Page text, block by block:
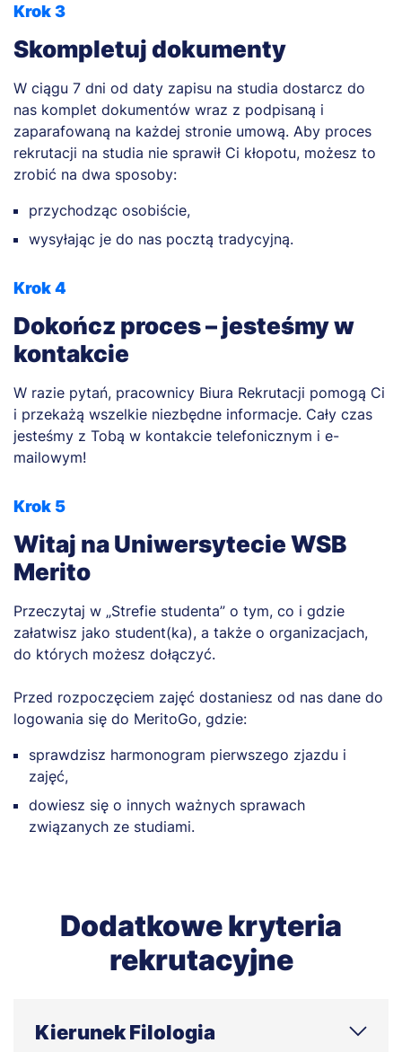
Krok 3
Skompletuj dokumenty
W ciągu 7 dni od daty zapisu na studia dostarcz do
nas komplet dokumentów wraz z podpisaną i
zaparafowaną na każdej stronie umową. Aby proces
rekrutacji na studia nie sprawił Ci kłopotu, możesz to
zrobić na dwa sposoby:
przychodząc osobiście,
wysyłając je do nas pocztą tradycyjną.
Krok 4
Dokończ proces – jesteśmy w
kontakcie
W razie pytań, pracownicy Biura Rekrutacji pomogą Ci
i przekażą wszelkie niezbędne informacje. Cały czas
jesteśmy z Tobą w kontakcie telefonicznym i e-
mailowym!
Krok 5
Witaj na Uniwersytecie WSB
Merito
Przeczytaj w „Strefie studenta” o tym, co i gdzie
załatwisz jako student(ka), a także o organizacjach,
do których możesz dołączyć.
Przed rozpoczęciem zajęć dostaniesz od nas dane do
logowania się do MeritoGo, gdzie:
sprawdzisz harmonogram pierwszego zjazdu i
zajęć,
dowiesz się o innych ważnych sprawach
związanych ze studiami.
Dodatkowe kryteria
rekrutacyjne
Kierunek Filologia